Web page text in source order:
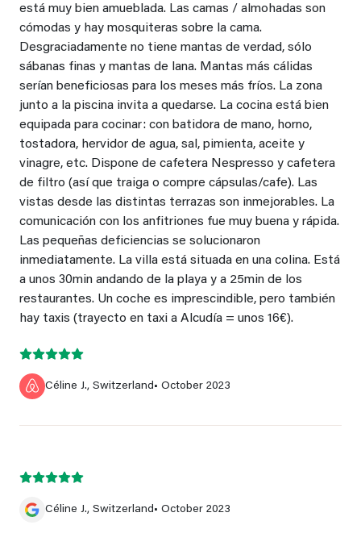
Céline J., Switzerland• October 2023
está muy bien amueblada. Las camas / almohadas son
cómodas y hay mosquiteras sobre la cama.
Desgraciadamente no tiene mantas de verdad, sólo
sábanas finas y mantas de lana. Mantas más cálidas
serían beneficiosas para los meses más fríos. La zona
junto a la piscina invita a quedarse. La cocina está bien
equipada para cocinar: con batidora de mano, horno,
tostadora, hervidor de agua, sal, pimienta, aceite y
vinagre, etc. Dispone de cafetera Nespresso y cafetera
de filtro (así que traiga o compre cápsulas/cafe). Las
vistas desde las distintas terrazas son inmejorables. La
comunicación con los anfitriones fue muy buena y rápida.
Las pequeñas deficiencias se solucionaron
inmediatamente. La villa está situada en una colina. Está
a unos 30min andando de la playa y a 25min de los
restaurantes. Un coche es imprescindible, pero también
hay taxis (trayecto en taxi a Alcudía = unos 16€).
Céline J., Switzerland• October 2023